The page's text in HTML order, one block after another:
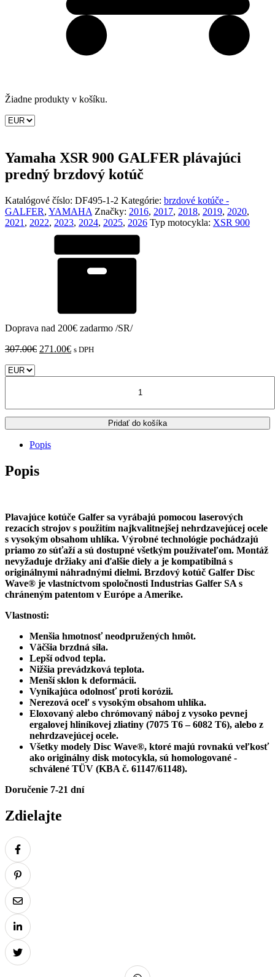
Žiadne produkty v košíku.
Yamaha XSR 900 GALFER plávajúci
predný brzdový kotúč
Katalógové číslo: DF495-1-2 Kategórie: brzdové kotúče -
GALFER, YAMAHA Značky: 2016, 2017, 2018, 2019, 2020,
2021 , 2022, 2023, 2024, 2025, 2026 Typ motocykla: XSR 900
Doprava nad 200€ zadarmo /SR/
307.00€ Pôvodná
271.00€Aktuálna
s DPH
predný
kotúč
Pridať do košíka
Popis
Popis
Plavajúce kotúče Galfer sa vyrábajú pomocou laserových
rezacích strojov s použitím najkvalitnejšej nehrdzavejúcej ocele
s vysokým obsahom uhlíka. Výrobné technológie pochádzajú
priamo zo súťaží a sú dostupné všetkým používateľom. Montáž
nevyžaduje držiaky ani ďalšie diely a je kompatibilná s
originálnymi náhradnými dielmi. Brzdový kotúč Galfer Disc
Wave® je vlastníctvom spoločnosti Industrias Galfer SA s
chráneným patentom v Európe a Amerike.
Vlastnosti:
Menšia hmotnosť neodpružených hmôt.
Väčšia brzdná sila.
Lepší odvod tepla.
Nižšia prevádzková teplota.
Menší sklon k deformácii.
Vynikajúca odolnosť proti korózii.
Nerezová oceľ s vysokým obsahom uhlíka.
Eloxovaný alebo chrómovaný náboj z vysoko pevnej
ergalovej hliníkovej zliatiny (7075 T6 – 6082 T6), alebo z
nehrdzavejúcej ocele.
Všetky modely Disc Wave®, ktoré majú rovnakú veľkosť
ako originálny disk motocykla, sú homologované -
schválené TÜV (KBA č. 61147/61148).
Doručenie 7-21 dní
Zdielajte